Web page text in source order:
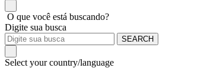
O que você está buscando?
Digite sua busca
SEARCH
Select your country/language